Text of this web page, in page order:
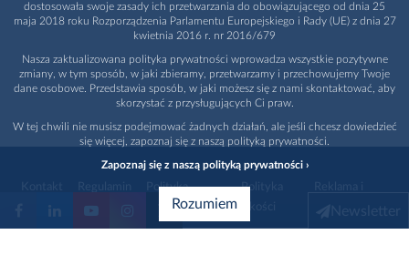
Polityka
prywatności
Polityka
promocja
dostosowała swoje zasady ich przetwarzania do obowiązującego od dnia 25
maja 2018 roku Rozporządzenia Parlamentu Europejskiego i Rady (UE) z dnia 27
kwietnia 2016 r. nr 2016/679
Nasza zaktualizowana polityka prywatności wprowadza wszystkie pozytywne
zmiany, w tym sposób, w jaki zbieramy, przetwarzamy i przechowujemy Twoje
dane osobowe. Przedstawia sposób, w jaki możesz się z nami skontaktować, aby
skorzystać z przysługujących Ci praw.
W tej chwili nie musisz podejmować żadnych działań, ale jeśli chcesz dowiedzieć
się więcej, zapoznaj się z naszą polityką prywatności.
Zapoznaj się z naszą polityką prywatności ›
Rozumiem Newsletter